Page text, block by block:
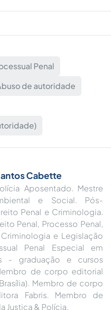
Penal
de autoridade
Cabette
Aposentado. Mestre
e Social. Pós-
Penal e Criminologia.
Penal, Processo Penal,
e Legislação
Penal Especial em
- graduação e cursos
de corpo editorial
Membro de corpo
Fabris. Membro de
Justiça & Polícia.